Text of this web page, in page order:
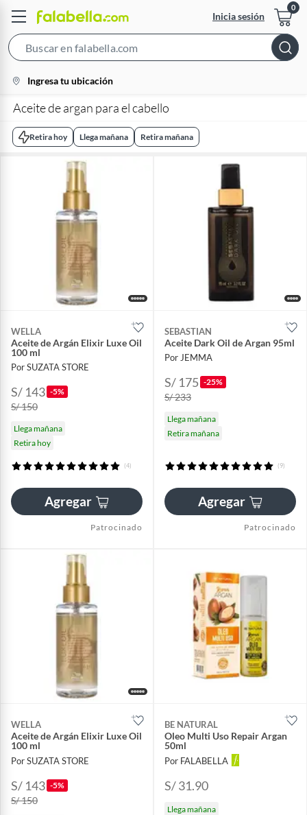
Inicia sesión
Bar
location-
icon
Ingresa tu ubicación
Aceite de argan para el cabello
Retira hoy Llega mañana Retira mañana
WELLA
Aceite de Argán Elixir Luxe Oil
100 ml
Por SUZATA STORE
S/ 143 -5%
S/ 150
Llega mañana
Retira hoy
(4)
Agregar
Patrocinado
SEBASTIAN
Aceite Dark Oil de Argan 95ml
Por JEMMA
S/ 175 -25%
S/ 233
Llega mañana
Retira mañana
(9)
Agregar
Patrocinado
WELLA
Aceite de Argán Elixir Luxe Oil
100 ml
Por SUZATA STORE
S/ 143 -5%
S/ 150
BE NATURAL
Oleo Multi Uso Repair Argan
50ml
Por FALABELLA
S/ 31.90
Llega mañana